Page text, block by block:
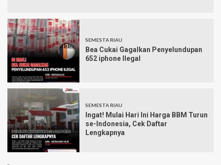
SEMESTA RIAU
Bea Cukai Gagalkan Penyelundupan
652 iphone Ilegal
SEMESTA RIAU
Ingat! Mulai Hari Ini Harga BBM Turun
se-Indonesia, Cek Daftar
Lengkapnya